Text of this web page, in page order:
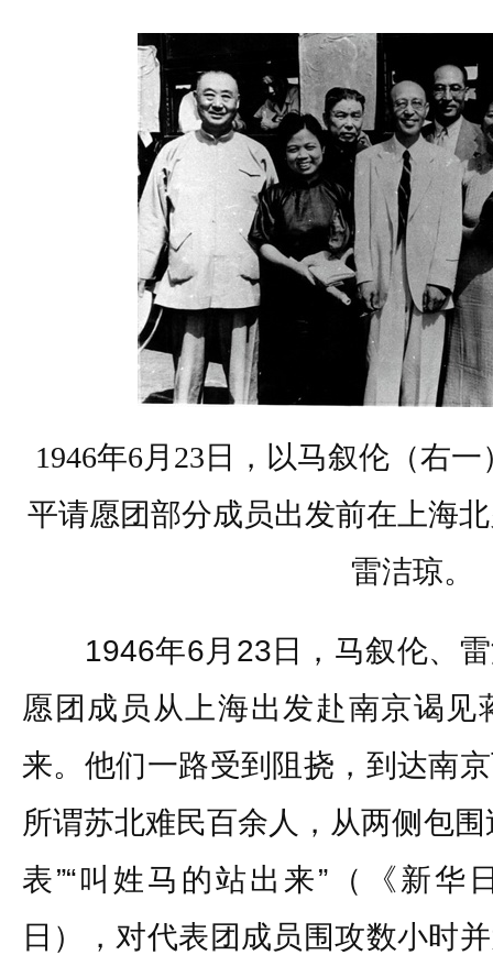
1946年6月23日，以马叙伦（右
平请愿团部分成员出发前在上海
雷洁琼。
1946年6月23日，马叙伦、雷
愿团成员从上海出发赴南京谒见
来。他们一路受到阻挠，到达南
所谓苏北难民百余人，从两侧包
表”“叫姓马的站出来”（《新华
日），对代表团成员围攻数小时